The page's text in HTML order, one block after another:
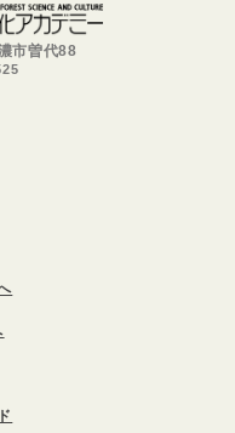
市曽代88